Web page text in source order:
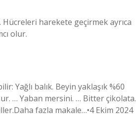
harekete geçirmek ayrıca
olur.
Yağlı balık. Beyin yaklaşık %60
… Yaban mersini. … Bitter çikolata.
fazla makale…•4 Ekim 2024